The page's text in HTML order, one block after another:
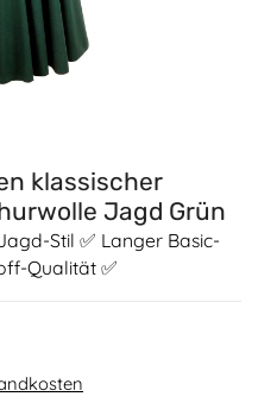
klassischer
Jagd Grün
Stil ✅ Langer Basic-
Qualität ✅